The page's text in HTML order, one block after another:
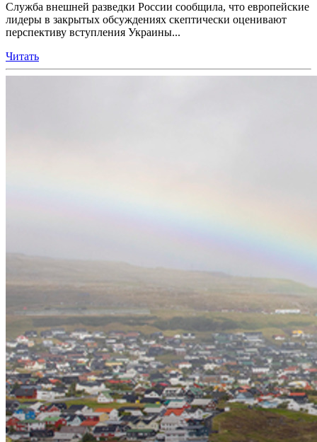
Служба внешней разведки России сообщила, что европейские
лидеры в закрытых обсуждениях скептически оценивают
перспективу вступления Украины...
Читать